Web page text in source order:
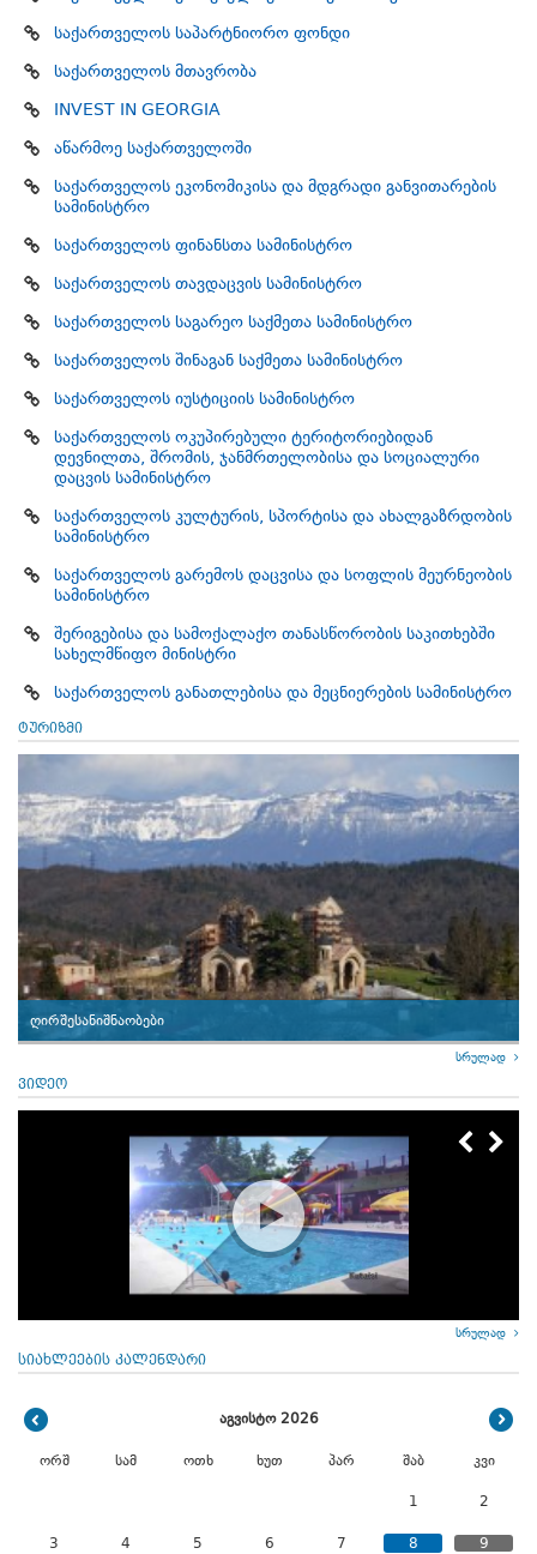
საქართველოს საპარტნიორო ფონდი
საქართველოს მთავრობა
INVEST IN GEORGIA
აწარმოე საქართველოში
საქართველოს ეკონომიკისა და მდგრადი განვითარების
სამინისტრო
საქართველოს ფინანსთა სამინისტრო
საქართველოს თავდაცვის სამინისტრო
საქართველოს საგარეო საქმეთა სამინისტრო
საქართველოს შინაგან საქმეთა სამინისტრო
საქართველოს იუსტიციის სამინისტრო
საქართველოს ოკუპირებული ტერიტორიებიდან
დევნილთა, შრომის, ჯანმრთელობისა და სოციალური
დაცვის სამინისტრო
საქართველოს კულტურის, სპორტისა და ახალგაზრდობის
სამინისტრო
საქართველოს გარემოს დაცვისა და სოფლის მეურნეობის
სამინისტრო
შერიგებისა და სამოქალაქო თანასწორობის საკითხებში
სახელმწიფო მინისტრი
საქართველოს განათლებისა და მეცნიერების სამინისტრო
ტურიზმი
ღირშესანიშნაობები
სრულად
ვიდეო
სრულად
სიახლეების კალენდარი
აგვისტო 2026
ორშ სამ ოთხ ხუთ პარ შაბ კვი
1 2
3 4 5 6 7 8 9